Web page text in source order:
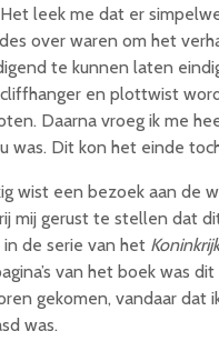
leek me dat er
over waren om het
te kunnen laten
en plottwist
Daarna vroeg ik me
was. Dit kon het einde
wist een bezoek aan de
mij gerust te stellen dat
in de serie van het Koninkrijk
van het boek was
gekomen, vandaar dat
was.